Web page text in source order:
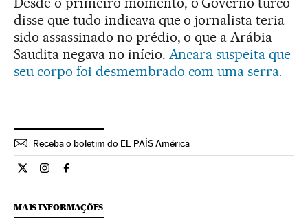
disse que tudo indicava que o jornalista teria
sido assassinado no prédio, o que a Arábia
Saudita negava no início. Ancara suspeita que
seu corpo foi desmembrado com uma serra.
Receba o boletim do EL PAÍS América
Internacional El País Brasil en Twitter
Internacional El País Brasil en Instagram
Internacional El País Brasil en Facebook
MAIS INFORMAÇÕES